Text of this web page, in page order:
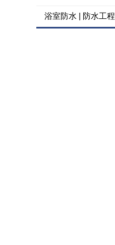
浴室防水 | 防水工程